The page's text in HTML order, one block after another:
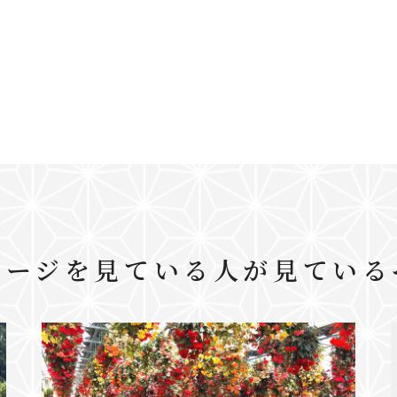
ジを見ている人が見てい